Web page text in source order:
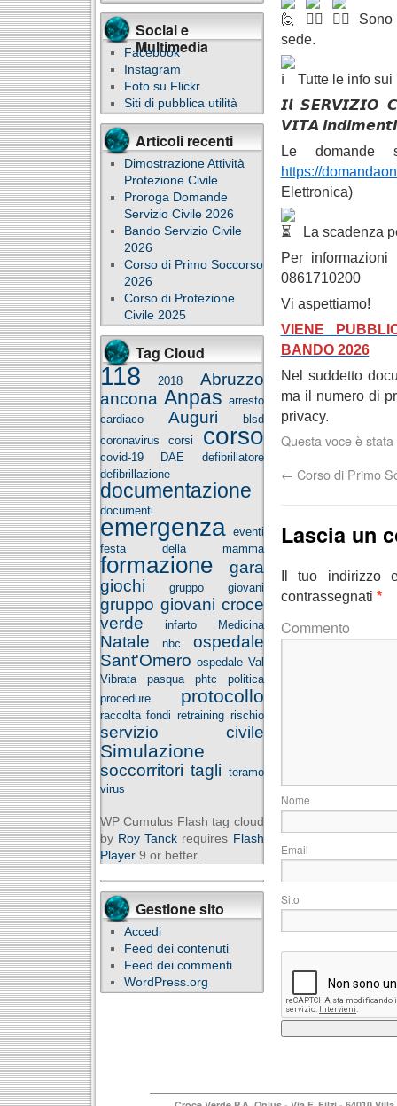
Social e
Multimedia
Facebook
Instagram
Foto su Flickr
Siti di pubblica utilità
Articoli recenti
Dimostrazione Attività
Protezione Civile
Proroga Domande
Servizio Civile 2026
Bando Servizio Civile
2026
Corso di Primo Soccorso
2026
Corso di Protezione
Civile 2025
Tag Cloud
118 2018
Abruzzo
ancona Anpas arresto
cardiaco
Auguri
blsd
coronavirus
corsi corso
covid-19 DAE
defibrillatore
defibrillazione
documentazione
documenti
emergenza eventi
festa della mamma
formazione
gara
giochi
gruppo giovani
gruppo giovani croce
verde
infarto Medicina
Natale nbc
ospedale
Sant'Omero ospedale Val
Vibrata
pasqua phtc
politica
procedure
protocollo
raccolta fondi retraining rischio
servizio civile
Simulazione
soccorritori tagli teramo
virus
WP Cumulus Flash tag cloud
by Roy Tanck requires Flash
Player9 or better.
Gestione sito
Accedi
Feed dei contenuti
Feed dei commenti
WordPress.org
sede.
Tutte le info
𝙄𝙡 𝙎𝙀𝙍𝙑𝙄𝙕𝙄𝙊
𝙑𝙄𝙏𝘼
Le domande
https://
Elettronica)
La scadenza
Per
0861710200
Vi aspettiamo!
VIENE
BANDO 2026
Nel suddetto
ma il numero di
privacy.
Questa voce è
← Corso di Primo
Lascia un
Il tuo indirizzo
contrassegnati *